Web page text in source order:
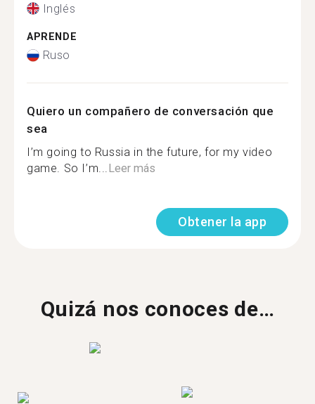
Inglés
APRENDE
Ruso
Quiero un compañero de conversación que
sea
I’m going to Russia in the future, for my video
game. So I’m...Leer más
Obtener la app
Quizá nos conoces de…